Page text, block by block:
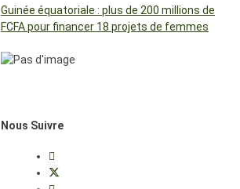
Guinée équatoriale : plus de 200 millions de
FCFA pour financer 18 projets de femmes
Nous Suivre